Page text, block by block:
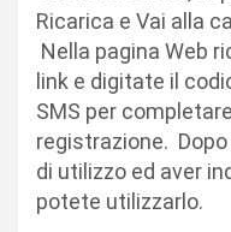
Ricarica e Vai alla
Nella pagina Web
link e digitate il
SMS per
registrazione.
di utilizzo ed aver
potete utilizzarlo.